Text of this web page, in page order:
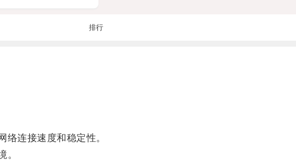
排行
连接速度和稳定性。
。